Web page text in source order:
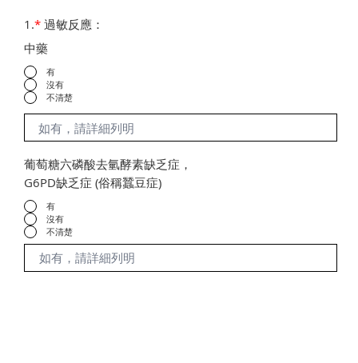
1.*過敏反應：
中藥
有
沒有
不清楚
葡萄糖六磷酸去氫酵素缺乏症，
G6PD缺乏症 (俗稱蠶豆症)
有
沒有
不清楚